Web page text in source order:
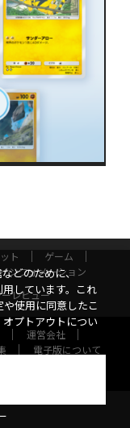
ト
ゲーム
ンフォメーション
レビュー
運営会社
電子版について
Inc. 2026
どのために、
しています。これ
使用に同意したこ
プトアウトについ